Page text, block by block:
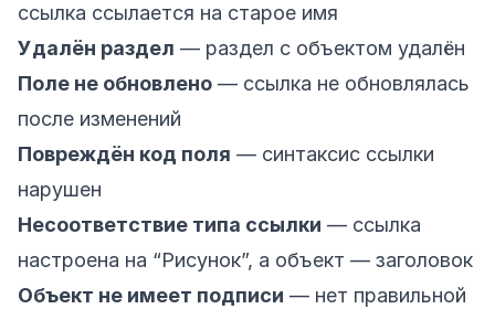
ссылка ссылается на старое имя
Удалён раздел — раздел с объектом удалён
Поле не обновлено — ссылка не обновлялась
после изменений
Повреждён код поля — синтаксис ссылки
нарушен
Несоответствие типа ссылки — ссылка
настроена на “Рисунок”, а объект — заголовок
Объект не имеет подписи — нет правильной